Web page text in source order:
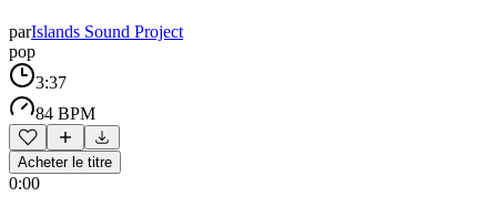
parIslands Sound Project
pop
3:37
84 BPM
Acheter le titre
0:00